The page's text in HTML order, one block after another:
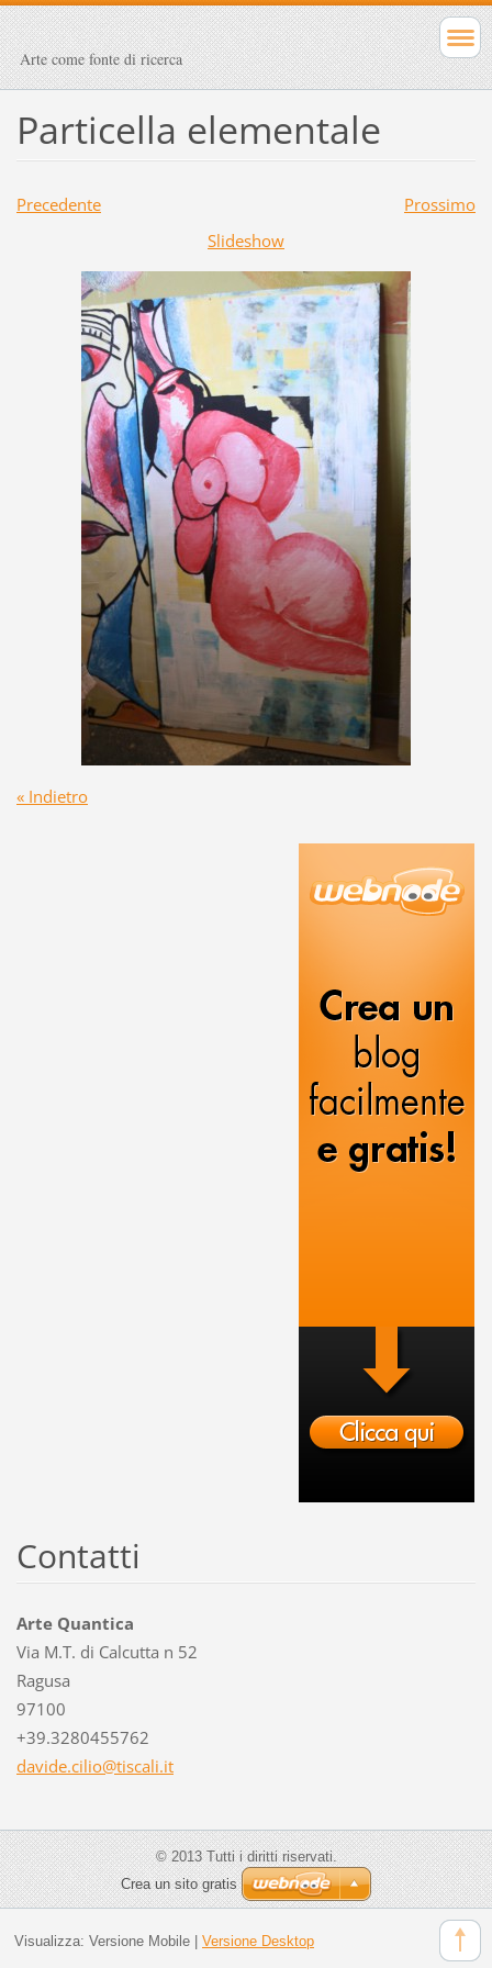
Arte come fonte di ricerca
Particella elementale
Precedente
Prossimo
Slideshow
« Indietro
Contatti
Arte Quantica
Via M.T. di Calcutta n 52
Ragusa
97100
+39.3280455762
davide.cilio@tiscali.it
© 2013 Tutti i diritti riservati.
Crea un sito gratis
Visualizza: Versione Mobile| Versione Desktop